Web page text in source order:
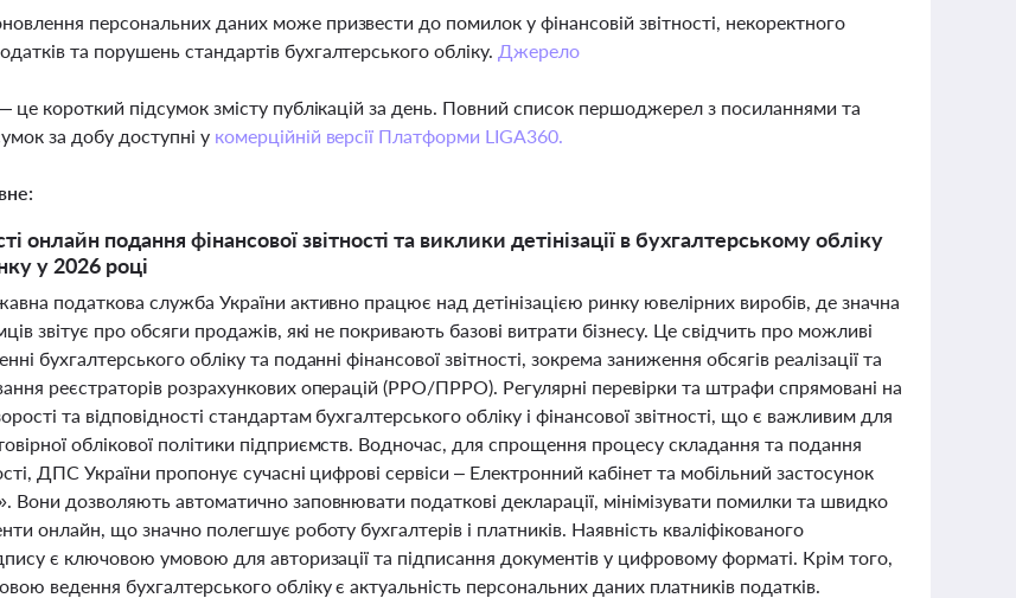
персональних даних може призвести до помилок у фінансовій звітності, некоректного
та порушень стандартів бухгалтерського обліку. Джерело
короткий підсумок змісту публікацій за день. Повний список першоджерел з посиланнями та
за добу доступні у комерційній версії Платформи LIGA360.
онлайн подання фінансової звітності та виклики детінізації в бухгалтерському обліку
у 2026 році
податкова служба України активно працює над детінізацією ринку ювелірних виробів, де значна
звітує про обсяги продажів, які не покривають базові витрати бізнесу. Це свідчить про можливі
бухгалтерського обліку та поданні фінансової звітності, зокрема заниження обсягів реалізації та
реєстраторів розрахункових операцій (РРО/ПРРО). Регулярні перевірки та штрафи спрямовані на
та відповідності стандартам бухгалтерського обліку і фінансової звітності, що є важливим для
облікової політики підприємств. Водночас, для спрощення процесу складання та подання
ДПС України пропонує сучасні цифрові сервіси – Електронний кабінет та мобільний застосунок
Вони дозволяють автоматично заповнювати податкові декларації, мінімізувати помилки та швидко
онлайн, що значно полегшує роботу бухгалтерів і платників. Наявність кваліфікованого
є ключовою умовою для авторизації та підписання документів у цифровому форматі. Крім того,
ведення бухгалтерського обліку є актуальність персональних даних платників податків.